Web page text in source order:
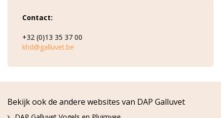
Contact:
+32 (0)13 35 37 00
khd@galluvet.be
Bekijk ook de andere websites van DAP Galluvet